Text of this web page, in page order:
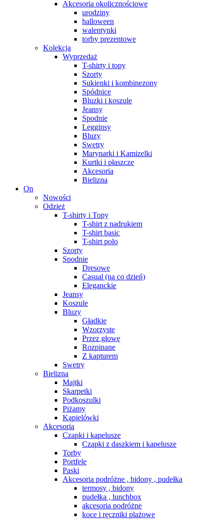
Akcesoria okolicznościowe
urodziny
halloween
walentynki
torby prezentowe
Kolekcja
Wyprzedaż
T-shirty i topy
Szorty
Sukienki i kombinezony
Spódnice
Bluzki i koszule
Jeansy
Spodnie
Legginsy
Bluzy
Swetry
Marynarki i Kamizelki
Kurtki i płaszcze
Akcesoria
Bielizna
On
Nowości
Odzież
T-shirty i Topy
T-shirt z nadrukiem
T-shirt basic
T-shirt polo
Szorty
Spodnie
Dresowe
Casual (na co dzień)
Eleganckie
Jeansy
Koszule
Bluzy
Gładkie
Wzorzyste
Przez głowę
Rozpinane
Z kapturem
Swetry
Bielizna
Majtki
Skarpetki
Podkoszulki
Piżamy
Kąpielówki
Akcesoria
Czapki i kapelusze
Czapki z daszkiem i kapelusze
Torby
Portfele
Paski
Akcesoria podróżne , bidony , pudełka
termosy , bidony
pudełka , lunchbox
akcesoria podróżne
koce i ręczniki plażowe